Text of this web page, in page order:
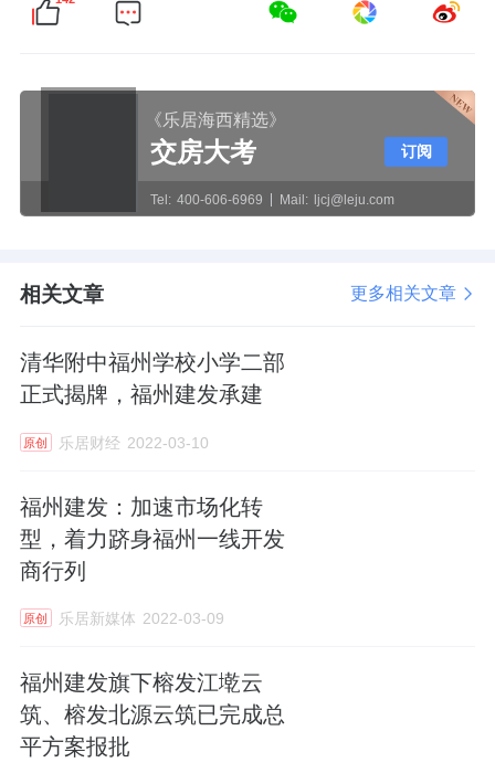
《乐居海西精选》
交房大考
Tel: 400-606-6969 Mail: ljcj@leju.com
订阅
相关文章 更多相关文章
清华附中福州学校小学二部
正式揭牌，福州建发承建
原创 乐居财经 2022-03-10
福州建发：加速市场化转
型，着力跻身福州一线开发
商行列
原创 乐居新媒体 2022-03-09
福州建发旗下榕发江墘云
筑、榕发北源云筑已完成总
平方案报批